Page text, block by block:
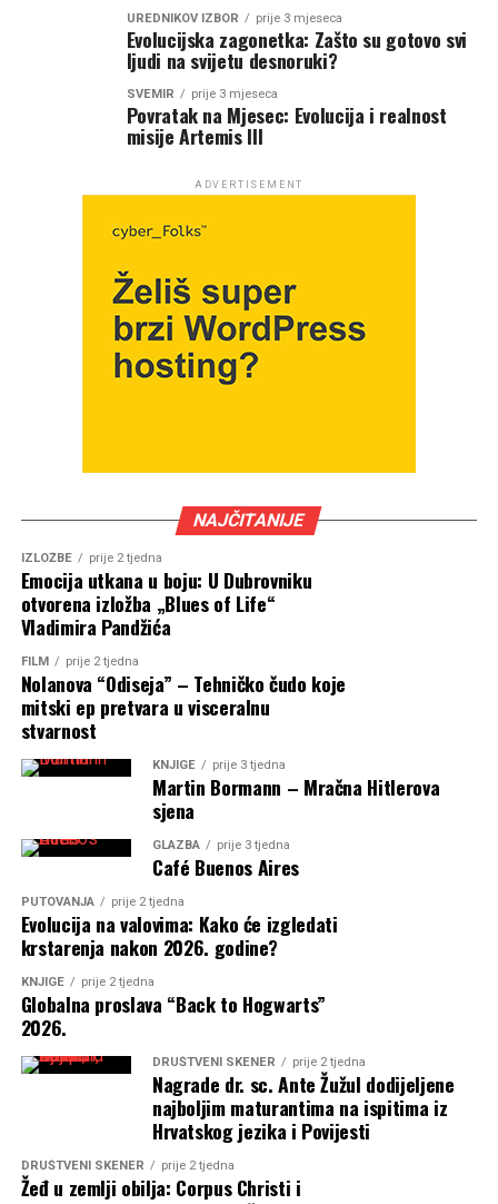
UREDNIKOV IZBOR prije 3 mjeseca
Evolucijska zagonetka: Zašto su gotovo svi
ljudi na svijetu desnoruki?
SVEMIR prije 3 mjeseca
Povratak na Mjesec: Evolucija i realnost
misije Artemis III
ADVERTISEMENT
NAJČITANIJE
IZLOŽBE prije 2 tjedna
Emocija utkana u boju: U Dubrovniku
otvorena izložba „Blues of Life“
Vladimira Pandžića
FILM prije 2 tjedna
Nolanova “Odiseja” – Tehničko čudo koje
mitski ep pretvara u visceralnu
stvarnost
KNJIGE prije 3 tjedna
Martin Bormann – Mračna Hitlerova
sjena
GLAZBA prije 3 tjedna
Café Buenos Aires
PUTOVANJA prije 2 tjedna
Evolucija na valovima: Kako će izgledati
krstarenja nakon 2026. godine?
KNJIGE prije 2 tjedna
Globalna proslava “Back to Hogwarts”
2026.
DRUŠTVENI SKENER prije 2 tjedna
Nagrade dr. sc. Ante Žužul dodijeljene
najboljim maturantima na ispitima iz
Hrvatskog jezika i Povijesti
DRUŠTVENI SKENER prije 2 tjedna
Žeđ u zemlji obilja: Corpus Christi i